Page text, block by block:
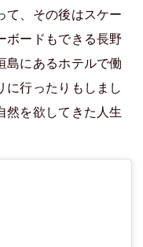
て、その後はスケー
ボードもできる長野
島にあるホテルで働
に行ったりもしまし
然を欲してきた人生